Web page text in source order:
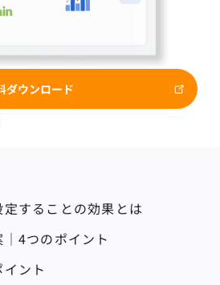
ダウンロード
することの効果とは
4つのポイント
ント